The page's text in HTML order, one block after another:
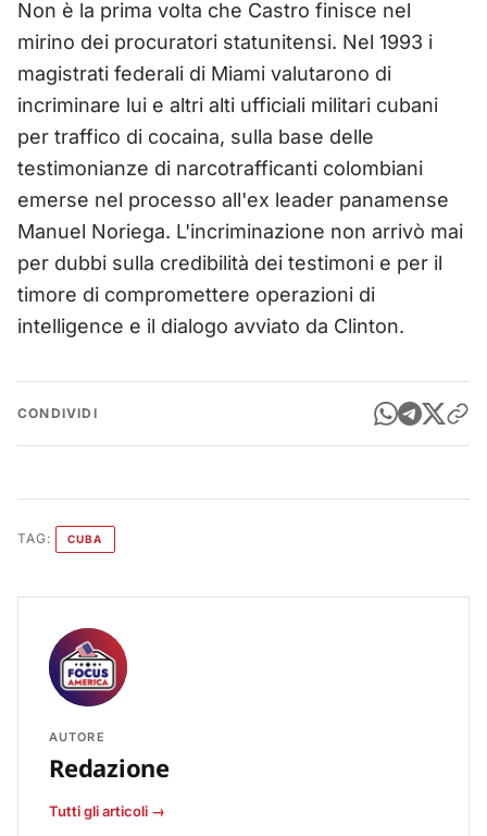
Non è la prima volta che Castro finisce nel
mirino dei procuratori statunitensi. Nel 1993 i
magistrati federali di Miami valutarono di
incriminare lui e altri alti ufficiali militari cubani
per traffico di cocaina, sulla base delle
testimonianze di narcotrafficanti colombiani
emerse nel processo all'ex leader panamense
Manuel Noriega. L'incriminazione non arrivò mai
per dubbi sulla credibilità dei testimoni e per il
timore di compromettere operazioni di
intelligence e il dialogo avviato da Clinton.
CONDIVIDI
TAG: CUBA
AUTORE
Redazione
Tutti gli articoli →